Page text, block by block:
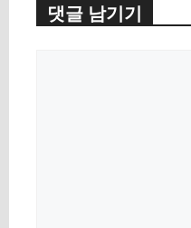
댓글 남기기